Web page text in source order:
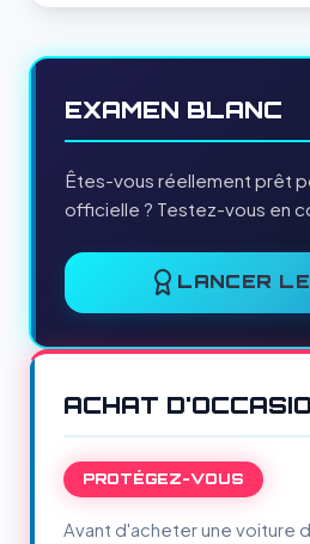
EXAMEN BLANC
Êtes-vous réellement prêt
officielle ? Testez-vous en
LANCER
ACHAT
PROTÉGEZ-VOUS
Avant d'acheter une voiture